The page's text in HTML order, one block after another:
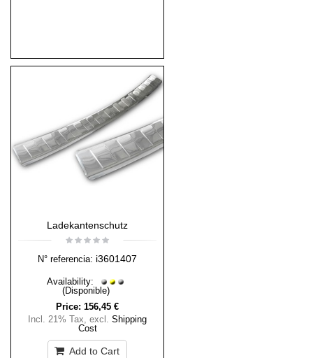
Ladekantenschutz
N° referencia: i3601407
Availability:
(Disponible)
Price: 156,45 €
Incl. 21% Tax, excl. Shipping
Cost
Add to Cart